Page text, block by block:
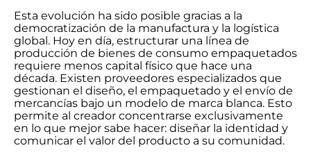
Esta evolución ha sido posible gracias a la
democratización de la manufactura y la logística
global. Hoy en día, estructurar una línea de
producción de bienes de consumo empaquetados
requiere menos capital físico que hace una
década. Existen proveedores especializados que
gestionan el diseño, el empaquetado y el envío de
mercancías bajo un modelo de marca blanca. Esto
permite al creador concentrarse exclusivamente
en lo que mejor sabe hacer: diseñar la identidad y
comunicar el valor del producto a su comunidad.